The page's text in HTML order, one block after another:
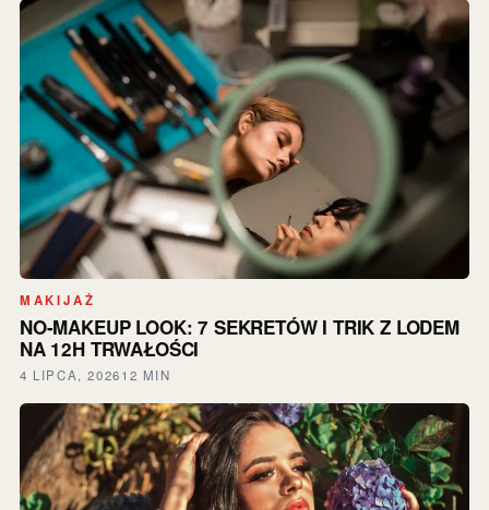
MAKIJAŻ
NO-MAKEUP LOOK: 7 SEKRETÓW I TRIK Z LODEM
NA 12H TRWAŁOŚCI
4 LIPCA, 202612 MIN